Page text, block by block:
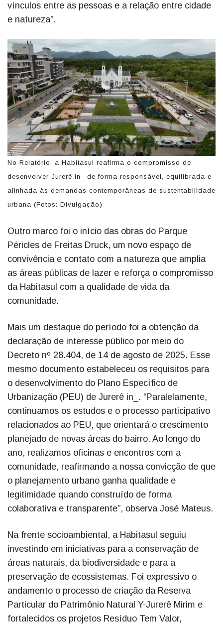
vínculos entre as pessoas e a relação entre cidade
e natureza”.
No Relatório, a Habitasul reafirma o compromisso de
desenvolver Jurerê in_ de forma responsável, equilibrada e
alinhada às demandas contemporâneas de sustentabilidade
urbana (Fotos: Divulgação)
Outro marco foi o início das obras do Parque
Péricles de Freitas Druck, um novo espaço de
convivência e contato com a natureza que amplia
as áreas públicas de lazer e reforça o compromisso
da Habitasul com a qualidade de vida da
comunidade.
Mais um destaque do período foi a obtenção da
declaração de interesse público por meio do
Decreto nº 28.404, de 14 de agosto de 2025. Esse
mesmo documento estabeleceu os requisitos para
o desenvolvimento do Plano Específico de
Urbanização (PEU) de Jurerê in_. “Paralelamente,
continuamos os estudos e o processo participativo
relacionados ao PEU, que orientará o crescimento
planejado de novas áreas do bairro. Ao longo do
ano, realizamos oficinas e encontros com a
comunidade, reafirmando a nossa convicção de que
o planejamento urbano ganha qualidade e
legitimidade quando construído de forma
colaborativa e transparente”, observa José Mateus.
Na frente socioambiental, a Habitasul seguiu
investindo em iniciativas para a conservação de
áreas naturais, da biodiversidade e para a
preservação de ecossistemas. Foi expressivo o
andamento o processo de criação da Reserva
Particular do Patrimônio Natural Y-Jurerê Mirim e
fortalecidos os projetos Resíduo Tem Valor,